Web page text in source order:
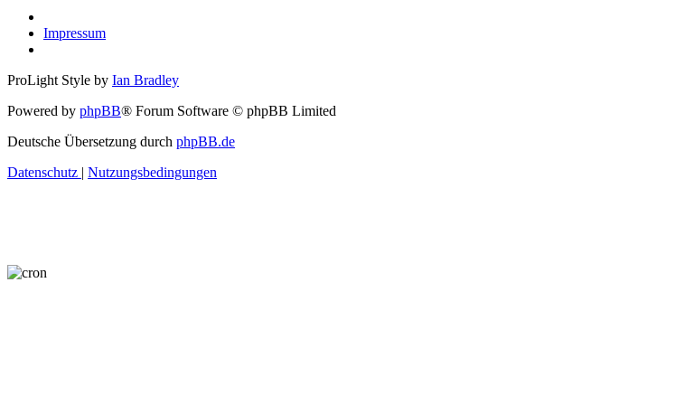
Impressum
ProLight Style by Ian Bradley
Powered by phpBB® Forum Software © phpBB Limited
Deutsche Übersetzung durch phpBB.de
Datenschutz | Nutzungsbedingungen